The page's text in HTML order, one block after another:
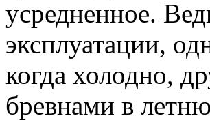
усредненное.
эксплуатации,
когда холодно,
бревнами в